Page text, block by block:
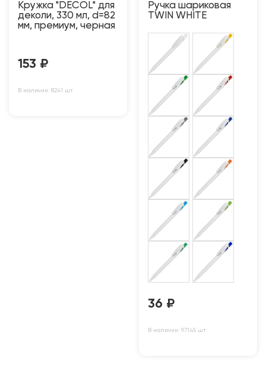
Кружка "DECOL" для
деколи, 330 мл, d=82
мм, премиум, черная
153 ₽
В наличии: 8241 шт
Ручка шариковая
TWIN WHITE
36 ₽
В наличии: 97145 шт